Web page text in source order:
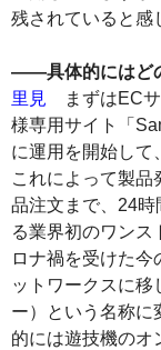
残されていると感
――具体的にはど
里見 まずはECサ
様専用サイト「
に運用を開始して
これによって製品
品注文まで、24
る業界初のワンス
ロナ禍を受けた
ットワークスに移
ー）という名称に
的には遊技機のオ